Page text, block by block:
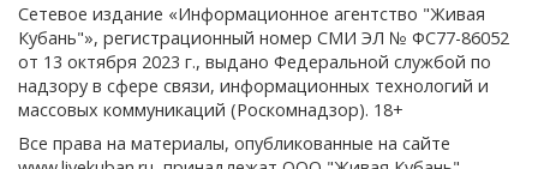
Сетевое издание «Информационное агентство "Живая
Кубань"», регистрационный номер СМИ ЭЛ № ФС77-86052
от 13 октября 2023 г., выдано Федеральной службой по
надзору в сфере связи, информационных технологий и
массовых коммуникаций (Роскомнадзор). 18+
Все права на материалы, опубликованные на сайте